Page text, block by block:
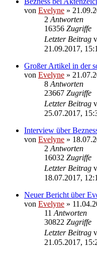
von Evelyne »
2 Antworten
16356 Zugriffe
Letzter Beitrag
21.09.2017,
Großer Artikel in der
von Evelyne »
8 Antworten
23667 Zugriffe
Letzter Beitrag
25.07.2017,
Interview über
von Evelyne »
2 Antworten
16032 Zugriffe
Letzter Beitrag
18.07.2017,
Neuer Bericht über
von Evelyne »
11 Antworten
30822 Zugriffe
Letzter Beitrag
21.05.2017,